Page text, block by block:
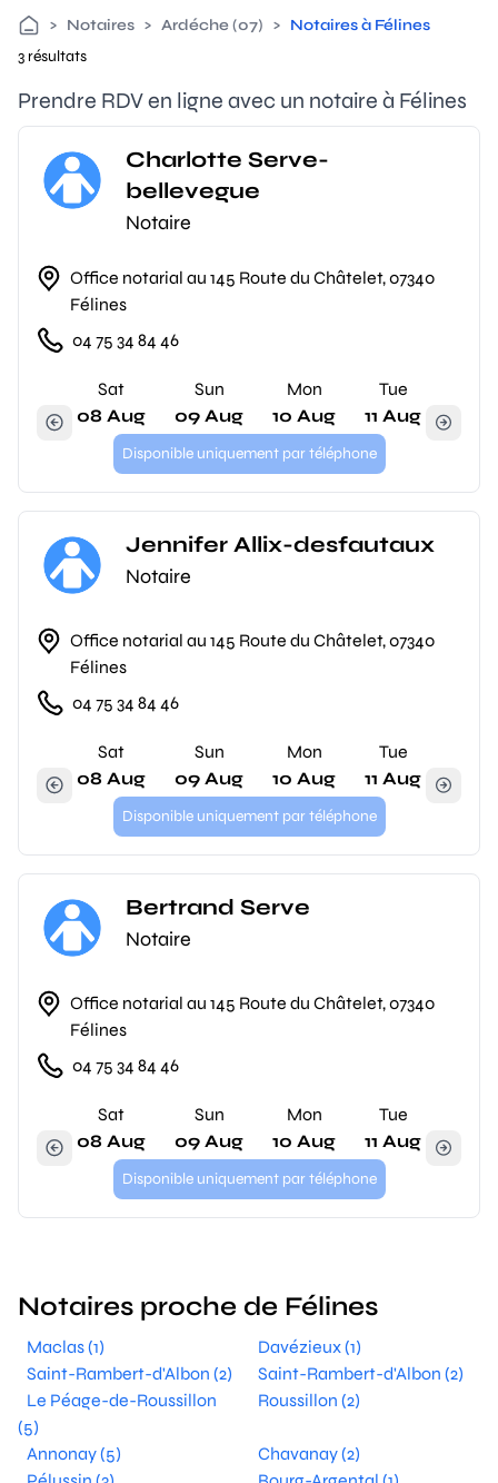
> Notaires > Ardéche (07) > Notaires à Félines
3 résultats
Prendre RDV en ligne avec un notaire à Félines
Charlotte Serve-
bellevegue
Notaire
Office notarial au 145 Route du Châtelet, 07340
Félines
04 75 34 84 46
Sat
08 Aug
Sun
09 Aug
Mon
10 Aug
Tue
11 Aug
Disponible uniquement par téléphone
Jennifer Allix-desfautaux
Notaire
Office notarial au 145 Route du Châtelet, 07340
Félines
04 75 34 84 46
Sat
08 Aug
Sun
09 Aug
Mon
10 Aug
Tue
11 Aug
Disponible uniquement par téléphone
Bertrand Serve
Notaire
Office notarial au 145 Route du Châtelet, 07340
Félines
04 75 34 84 46
Sat
08 Aug
Sun
09 Aug
Mon
10 Aug
Tue
11 Aug
Disponible uniquement par téléphone
Notaires proche de Félines
Maclas (1)
Davézieux (1)
Saint-Rambert-d'Albon (2)
Saint-Rambert-d'Albon (2)
Le Péage-de-Roussillon
(5)
Roussillon (2)
Annonay (5)
Chavanay (2)